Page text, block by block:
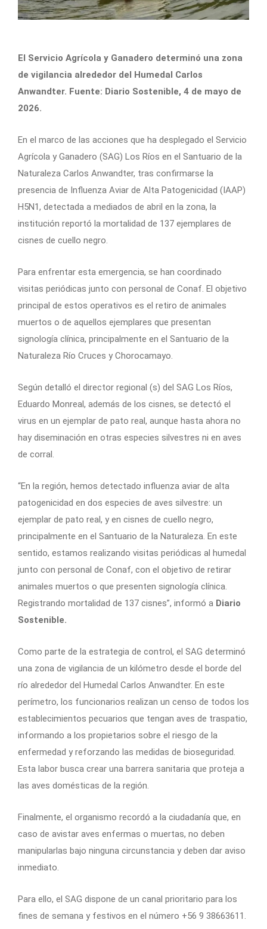
El Servicio Agrícola y Ganadero determinó una zona
de vigilancia alrededor del Humedal Carlos
Anwandter. Fuente: Diario Sostenible, 4 de mayo de
2026.
En el marco de las acciones que ha desplegado el Servicio
Agrícola y Ganadero (SAG) Los Ríos en el Santuario de la
Naturaleza Carlos Anwandter, tras confirmarse la
presencia de Influenza Aviar de Alta Patogenicidad (IAAP)
H5N1, detectada a mediados de abril en la zona, la
institución reportó la mortalidad de 137 ejemplares de
cisnes de cuello negro.
Para enfrentar esta emergencia, se han coordinado
visitas periódicas junto con personal de Conaf. El objetivo
principal de estos operativos es el retiro de animales
muertos o de aquellos ejemplares que presentan
signología clínica, principalmente en el Santuario de la
Naturaleza Río Cruces y Chorocamayo.
Según detalló el director regional (s) del SAG Los Ríos,
Eduardo Monreal, además de los cisnes, se detectó el
virus en un ejemplar de pato real, aunque hasta ahora no
hay diseminación en otras especies silvestres ni en aves
de corral.
“En la región, hemos detectado influenza aviar de alta
patogenicidad en dos especies de aves silvestre: un
ejemplar de pato real, y en cisnes de cuello negro,
principalmente en el Santuario de la Naturaleza. En este
sentido, estamos realizando visitas periódicas al humedal
junto con personal de Conaf, con el objetivo de retirar
animales muertos o que presenten signología clínica.
Registrando mortalidad de 137 cisnes”, informó a Diario
Sostenible.
Como parte de la estrategia de control, el SAG determinó
una zona de vigilancia de un kilómetro desde el borde del
río alrededor del Humedal Carlos Anwandter. En este
perímetro, los funcionarios realizan un censo de todos los
establecimientos pecuarios que tengan aves de traspatio,
informando a los propietarios sobre el riesgo de la
enfermedad y reforzando las medidas de bioseguridad.
Esta labor busca crear una barrera sanitaria que proteja a
las aves domésticas de la región.
Finalmente, el organismo recordó a la ciudadanía que, en
caso de avistar aves enfermas o muertas, no deben
manipularlas bajo ninguna circunstancia y deben dar aviso
inmediato.
Para ello, el SAG dispone de un canal prioritario para los
fines de semana y festivos en el número +56 9 38663611.